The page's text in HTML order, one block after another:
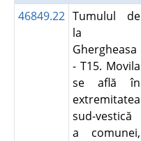
46849.22 Tumulul de
la
Ghergheasa
- T15. Movila
se află în
extremitatea
sud-vestică
a comunei,